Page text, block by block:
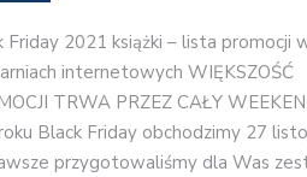
Friday 2021 książki – lista promocji
internetowych WIĘKSZOŚĆ
TRWA PRZEZ CAŁY
Black Friday obchodzimy 27
przygotowaliśmy dla Was